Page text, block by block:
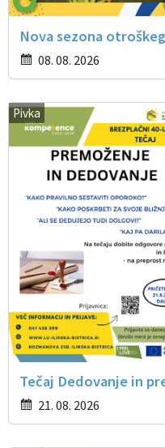
Nova sezona
08. 08. 2026
Pivka
Tečaj Dedovanje in
21. 08. 2026